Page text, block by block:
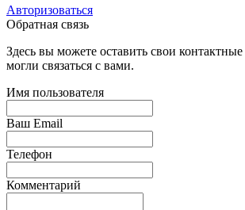
Авторизоваться
Обратная связь
Здесь вы можете оставить свои
могли связаться с вами.
Имя пользователя
Ваш Email
Телефон
Комментарий